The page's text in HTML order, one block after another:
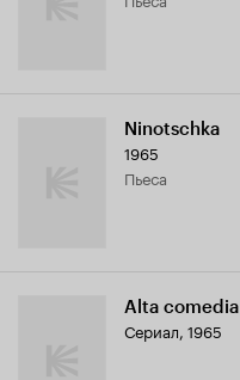
Ninotschka
1965
пьеса
Alta comedia
Сериал, 1965